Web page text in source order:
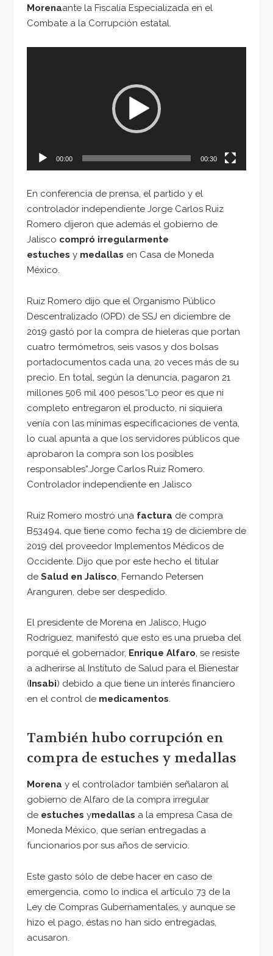
Morenaante la Fiscalía Especializada en el
Combate a la Corrupción estatal.
00:00 00:30
En conferencia de prensa, el partido y el
controlador independiente Jorge Carlos Ruiz
Romero dijeron que además el gobierno de
Jalisco compró irregularmente
estuches y medallas en Casa de Moneda
México.
Ruiz Romero dijo que el Organismo Público
Descentralizado (OPD) de SSJ en diciembre de
2019 gastó por la compra de hieleras que portan
cuatro termómetros, seis vasos y dos bolsas
portadocumentos cada una, 20 veces más de su
precio. En total, según la denuncia, pagaron 21
millones 506 mil 400 pesos.“Lo peor es que ni
completo entregaron el producto, ni siquiera
venía con las mínimas especificaciones de venta,
lo cual apunta a que los servidores públicos que
aprobaron la compra son los posibles
responsables”.Jorge Carlos Ruiz Romero.
Controlador independiente en Jalisco
Ruiz Romero mostró una factura de compra
B53494, que tiene como fecha 19 de diciembre de
2019 del proveedor Implementos Médicos de
Occidente. Dijo que por este hecho el titular
de Salud en Jalisco , Fernando Petersen
Aranguren, debe ser despedido.
El presidente de Morena en Jalisco, Hugo
Rodríguez, manifestó que esto es una prueba del
porqué el gobernador, Enrique Alfaro, se resiste
a adherirse al Instituto de Salud para el Bienestar
(Insabi) debido a que tiene un interés financiero
en el control de medicamentos.
También hubo corrupción en
compra de estuches y medallas
Morena y el controlador también señalaron al
gobierno de Alfaro de la compra irregular
de estuches ymedallas a la empresa Casa de
Moneda México, que serían entregadas a
funcionarios por sus años de servicio.
Este gasto sólo de debe hacer en caso de
emergencia, como lo indica el artículo 73 de la
Ley de Compras Gubernamentales, y aunque se
hizo el pago, éstas no han sido entregadas,
acusaron.